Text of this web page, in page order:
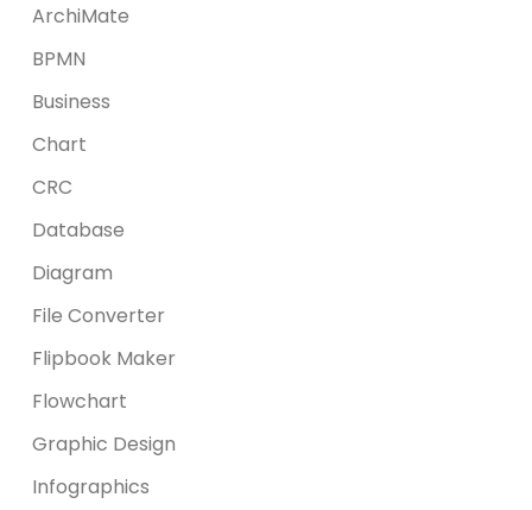
ArchiMate
BPMN
Business
Chart
CRC
Database
Diagram
File Converter
Flipbook Maker
Flowchart
Graphic Design
Infographics